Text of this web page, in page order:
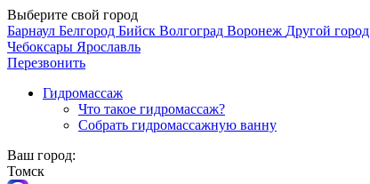
Выберите свой город
Барнаул Белгород Бийск Волгоград Воронеж Другой город
Чебоксары Ярославль
Перезвонить
Гидромассаж
Что такое гидромассаж?
Собрать гидромассажную ванну
Ваш город:
Томск